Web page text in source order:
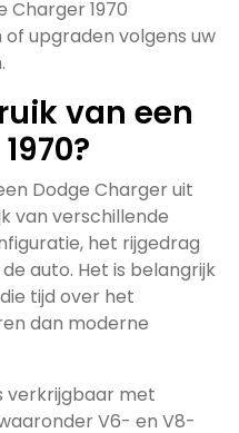
Charger 1970
upgraden volgens uw
van een
Dodge Charger uit
van verschillende
het rijgedrag
auto. Het is belangrijk
tijd over het
dan moderne
verkrijgbaar met
V6- en V8-